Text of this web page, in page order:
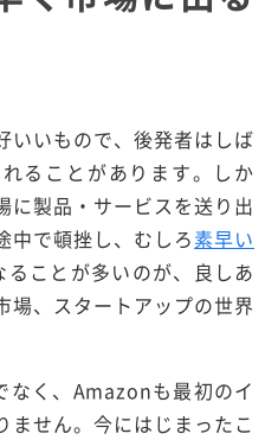
いいもので、後発者はしば
ることがあります。しか
に製品・サービスを送り出
中で頓挫し、むしろ素早い
ることが多いのが、良しあ
場、スタートアップの世界
く、Amazonも最初のイ
ません。今にはじまったこ